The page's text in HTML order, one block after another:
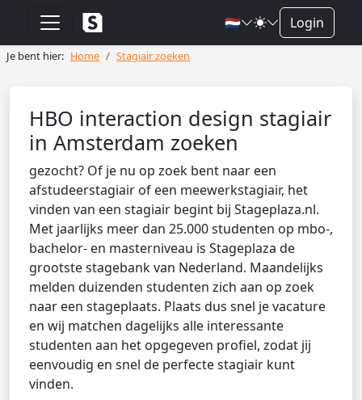
🇳🇱 Login
Je bent hier: Home Stagiair zoeken
HBO interaction design stagiair
in Amsterdam zoeken
gezocht? Of je nu op zoek bent naar een
afstudeerstagiair of een meewerkstagiair, het
vinden van een stagiair begint bij Stageplaza.nl.
Met jaarlijks meer dan 25.000 studenten op mbo-,
bachelor- en masterniveau is Stageplaza de
grootste stagebank van Nederland. Maandelijks
melden duizenden studenten zich aan op zoek
naar een stageplaats. Plaats dus snel je vacature
en wij matchen dagelijks alle interessante
studenten aan het opgegeven profiel, zodat jij
eenvoudig en snel de perfecte stagiair kunt
vinden.